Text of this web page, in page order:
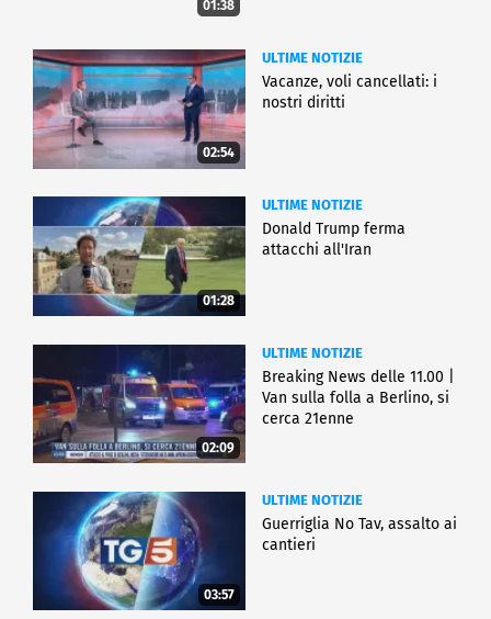
01:38
02:54
ULTIME NOTIZIE
Vacanze, voli cancellati: i
nostri diritti
01:28
ULTIME NOTIZIE
Donald Trump ferma
attacchi all'Iran
02:09
ULTIME NOTIZIE
Breaking News delle 11.00 |
Van sulla folla a Berlino, si
cerca 21enne
03:57
ULTIME NOTIZIE
Guerriglia No Tav, assalto ai
cantieri